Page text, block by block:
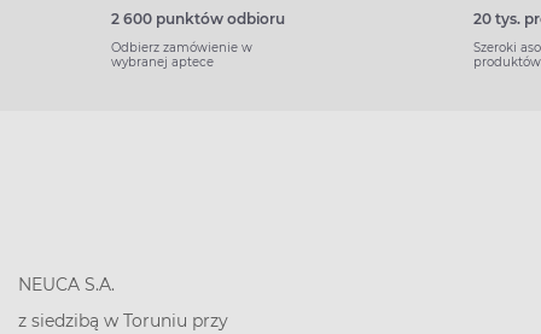
2 600 punktów odbioru
Odbierz zamówienie w
wybranej aptece
20 tys.
Szeroki
produktów
NEUCA S.A.
z siedzibą w Toruniu przy